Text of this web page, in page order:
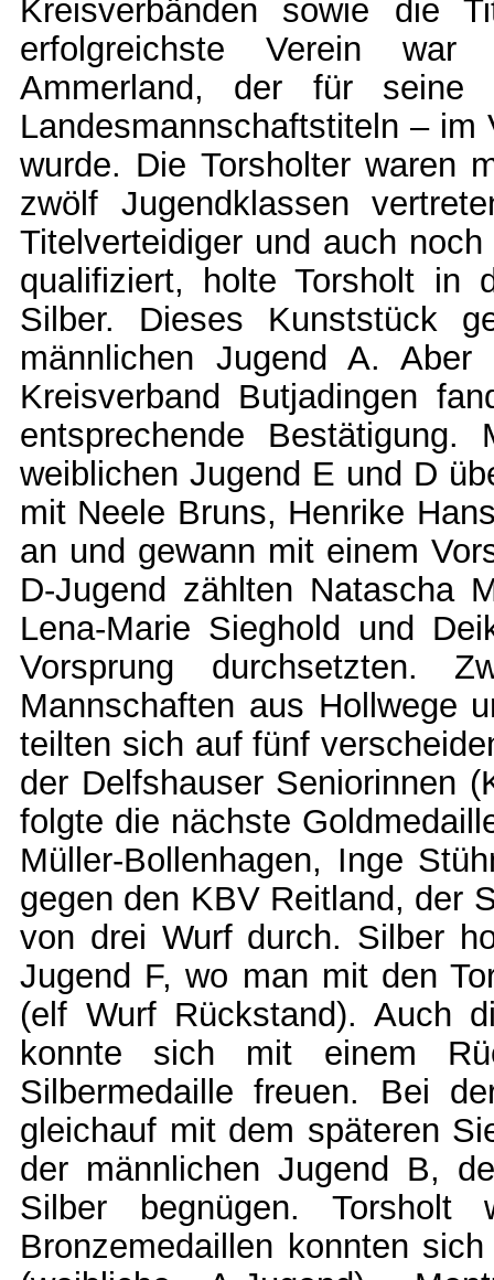
Kreisverbänden sowie die
erfolgreichste Verein
Ammerland, der für seine
Landesmannschaftstiteln –
wurde. Die Torsholter waren
zwölf Jugendklassen
Titelverteidiger und auch
qualifiziert, holte Torsholt in
Silber. Dieses Kunststück
männlichen Jugend A.
Kreisverband Butjadingen
entsprechende
weiblichen Jugend E und D
mit Neele Bruns, Henrike
an und gewann mit einem
D-Jugend zählten Natascha
Lena-Marie Sieghold und
Vorsprung durchsetzten.
Mannschaften aus Hollwege
teilten sich auf fünf
der Delfshauser Seniorinnen
folgte die nächste
Müller-Bollenhagen, Inge
gegen den KBV Reitland, der
von drei Wurf durch. Silber
Jugend F, wo man mit den
(elf Wurf Rückstand). Auch
konnte sich mit einem
Silbermedaille freuen. Bei
gleichauf mit dem späteren
der männlichen Jugend B,
Silber begnügen.
Bronzemedaillen konnten